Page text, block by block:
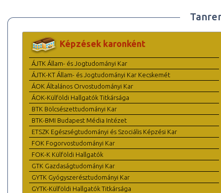
Képzések karonként
ÁJTK Állam- és Jogtudományi Kar
ÁJTK-KT Állam- és Jogtudományi Kar Kecskemét
ÁOK Általános Orvostudományi Kar
ÁOK-Külföldi Hallgatók Titkársága
BTK Bölcsészettudományi Kar
BTK-BMI Budapest Média Intézet
ETSZK Egészségtudományi és Szociális Képzési Kar
FOK Fogorvostudományi Kar
FOK-K Külföldi Hallgatók
GTK Gazdaságtudományi Kar
GYTK Gyógyszerésztudományi Kar
GYTK-Külföldi Hallgatók Titkársága